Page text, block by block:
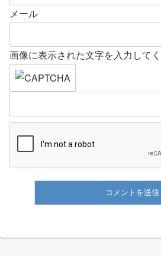
メール
画像に表示された文字を入力して